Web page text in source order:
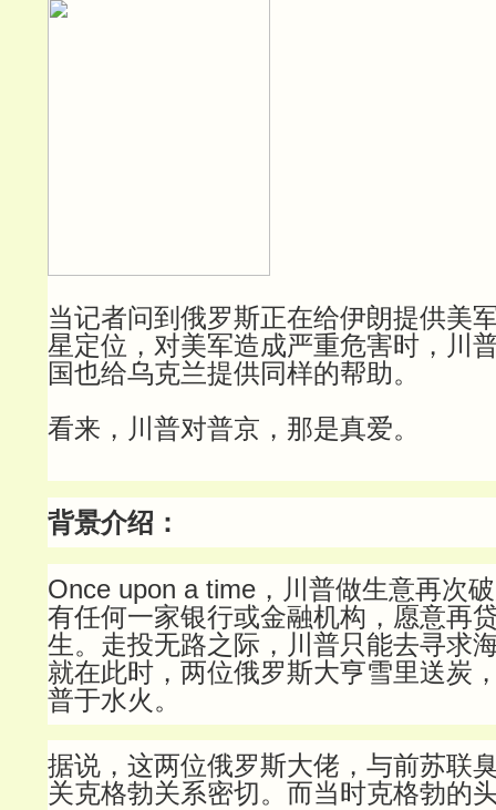
当记者问到俄罗斯正在给伊朗提供美
星定位，对美军造成严重危害时，川
国也给乌克兰提供同样的帮助。
看来，川普对普京，那是真爱。
背景介绍：
Once upon a time，川普做生意再次
有任何一家银行或金融机构，愿意再
生。走投无路之际，川普只能去寻求
就在此时，两位俄罗斯大亨雪里送炭
普于水火。
据说，这两位俄罗斯大佬，与前苏联
关克格勃关系密切。而当时克格勃的